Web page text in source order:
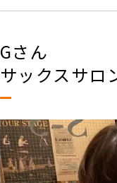
Gさん
サックスサロ